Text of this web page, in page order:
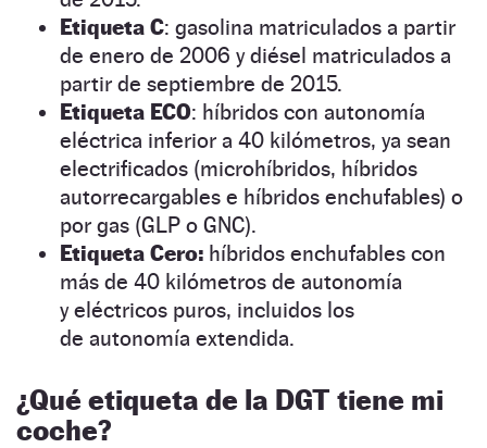
Etiqueta C: gasolina matriculados a partir
de enero de 2006 y diésel matriculados a
partir de septiembre de 2015.
Etiqueta ECO: híbridos con autonomía
eléctrica inferior a 40 kilómetros, ya sean
electrificados (microhíbridos, híbridos
autorrecargables e híbridos enchufables) o
por gas (GLP o GNC).
Etiqueta Cero: híbridos enchufables con
más de 40 kilómetros de autonomía
y eléctricos puros, incluidos los
de autonomía extendida.
¿Qué etiqueta de la DGT tiene mi
coche?